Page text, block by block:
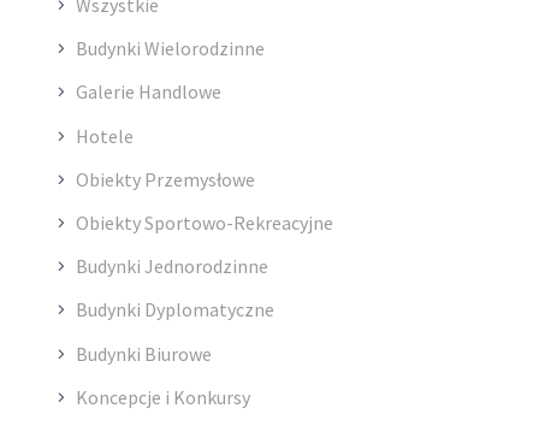
Wszystkie
Budynki Wielorodzinne
Galerie Handlowe
Hotele
Obiekty Przemysłowe
Obiekty Sportowo-Rekreacyjne
Budynki Jednorodzinne
Budynki Dyplomatyczne
Budynki Biurowe
Koncepcje i Konkursy